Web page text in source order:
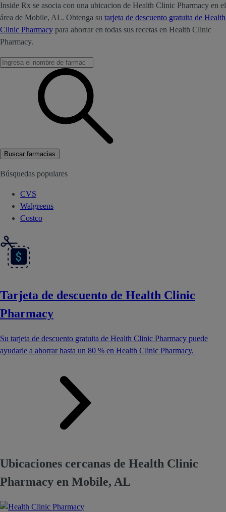
Inside Rx se asocia con una ubicacion de Health Clinic Pharmacy en el
área de Mobile, AL. Obtenga su tarjeta de descuento gratuita de Health
Clinic Pharmacy para ahorrar en todas sus recetas en Health Clinic
Pharmacy.
Buscar farmacias
Búsquedas populares
CVS
Walgreens
Costco
Tarjeta de descuento de Health Clinic
Pharmacy
Su tarjeta de descuento gratuita de Health Clinic Pharmacy puede
ayudarle a ahorrar hasta un 80 % en Health Clinic Pharmacy.
Ubicaciones cercanas de Health Clinic
Pharmacy en Mobile, AL